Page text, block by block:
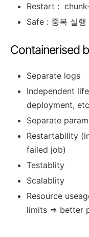
Restart :
Safe : 중복 실행
Containerised
Separate logs
Independent
deployment,
Separate
Restartability
failed job)
Testablity
Scalablity
Resource
limits => better